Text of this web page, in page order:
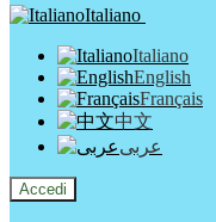
Italiano
Italiano
English
Français
中文
عربى
Accedi